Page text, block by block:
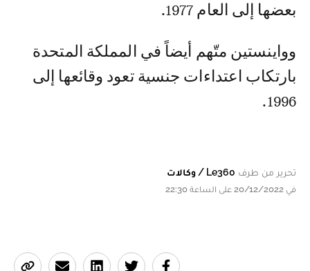
بعضها إلى العام 1977.
وواينستين متّهم أيضاً في المملكة المتحدة
بارتكاب اعتداءات جنسية تعود وقائعها إلى
1996.
تحرير من طرف Le360 / وكالات
في 20/12/2022 على الساعة 22:30